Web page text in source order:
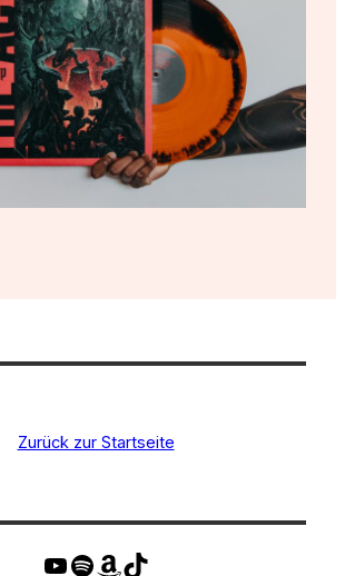
Zurück zur Startseite
YouTube
Spotify
Amazon
TikTok